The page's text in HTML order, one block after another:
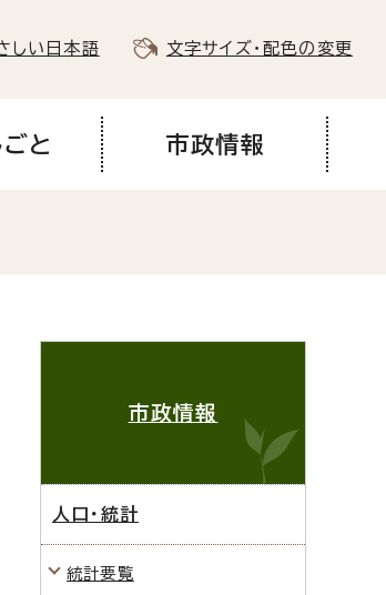
しい日本語 文字サイズ・配色の変更
ごと 市政情報
市政情報
人口・統計
統計要覧